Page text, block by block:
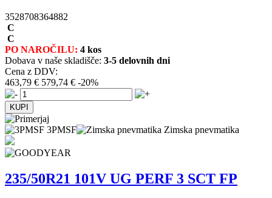
3528708364882
C
C
PO NAROČILU: 4 kos
Dobava v naše skladišče: 3-5 delovnih dni
Cena z DDV:
463,79 € 579,74 € -20%
3PMSF Zimska pnevmatika
235/50R21 101V UG PERF 3 SCT FP